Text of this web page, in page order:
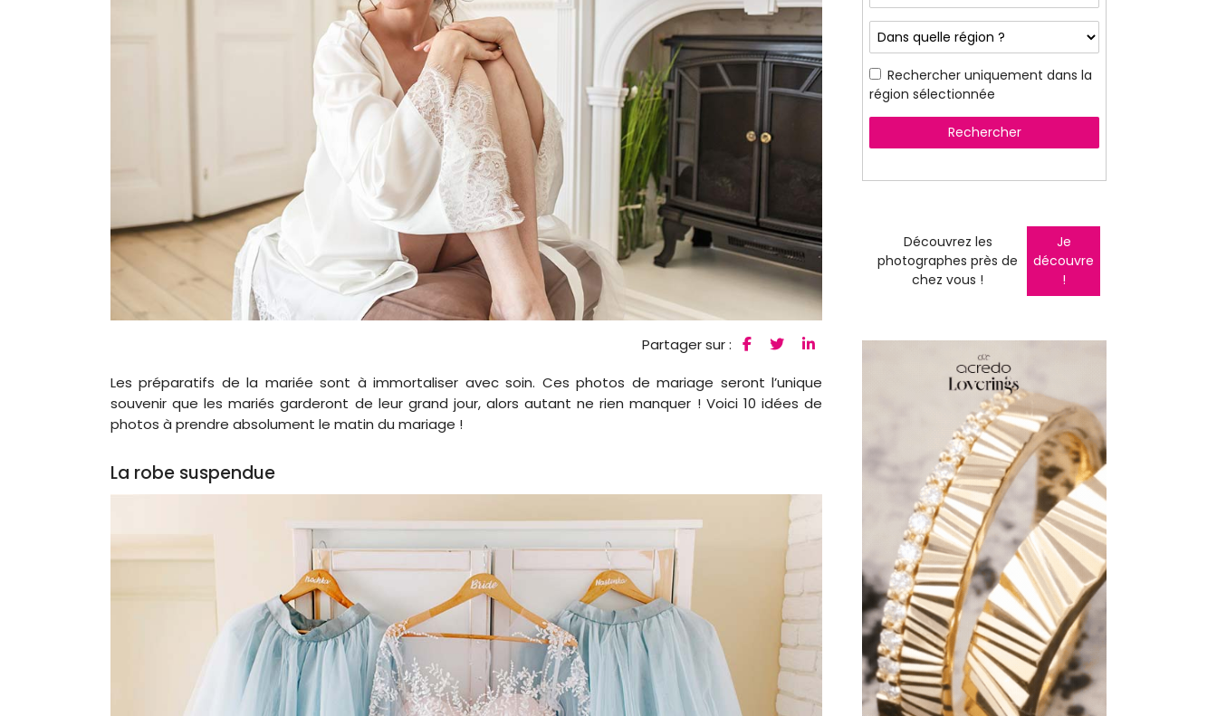
Partager sur :
Les préparatifs de la mariée sont à immortaliser avec soin. Ces photos de mariage seront l’unique
souvenir que les mariés garderont de leur grand jour, alors autant ne rien manquer ! Voici 10 idées de
photos à prendre absolument le matin du mariage !
La robe suspendue
Rechercher uniquement dans la
région sélectionnée
Rechercher
Découvrez les
photographes près de
chez vous !
Je
découvre
!